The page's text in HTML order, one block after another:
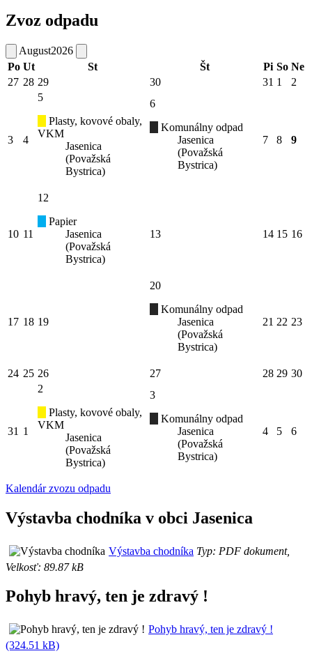
Zvoz odpadu
August2026
Po Ut St Št Pi So Ne
27 28 29 30 31 1 2
3 4
5
Plasty, kovové obaly,
VKM
Jasenica
(Považská
Bystrica)
6
Komunálny odpad
Jasenica
(Považská
Bystrica)
7 8 9
10 11
12
Papier
Jasenica
(Považská
Bystrica)
13 14 15 16
17 18 19
20
Komunálny odpad
Jasenica
(Považská
Bystrica)
21 22 23
24 25 26 27 28 29 30
31 1
2
Plasty, kovové obaly,
VKM
Jasenica
(Považská
Bystrica)
3
Komunálny odpad
Jasenica
(Považská
Bystrica)
4 5 6
Kalendár zvozu odpadu
Výstavba chodníka v obci Jasenica
Výstavba chodníka Typ: PDF dokument,
Velkosť: 89.87 kB
Pohyb hravý, ten je zdravý !
Pohyb hravý, ten je zdravý !
(324.51 kB)